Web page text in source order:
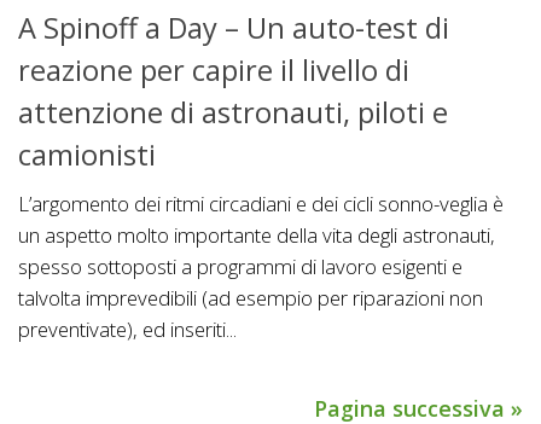
A Spinoff a Day – Un auto-test di
reazione per capire il livello di
attenzione di astronauti, piloti e
camionisti
L’argomento dei ritmi circadiani e dei cicli sonno-veglia è
un aspetto molto importante della vita degli astronauti,
spesso sottoposti a programmi di lavoro esigenti e
talvolta imprevedibili (ad esempio per riparazioni non
preventivate), ed inseriti...
Pagina successiva »